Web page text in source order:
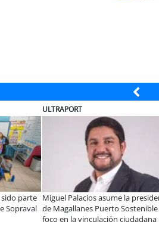
BANCO DE CHILE
Educación y colaboración público-
privada se toman La Araucanía:
encuentro reunió a líderes para